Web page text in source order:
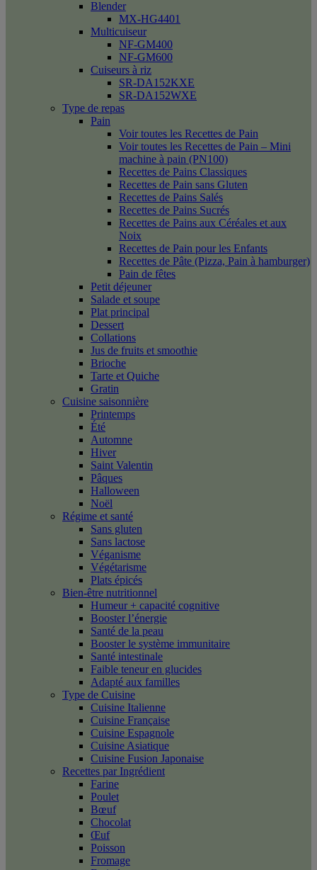
Blender
MX-HG4401
Multicuiseur
NF-GM400
NF-GM600
Cuiseurs à riz
SR-DA152KXE
SR-DA152WXE
Type de repas
Pain
Voir toutes les Recettes de Pain
Voir toutes les Recettes de Pain – Mini
machine à pain (PN100)
Recettes de Pains Classiques
Recettes de Pain sans Gluten
Recettes de Pains Salés
Recettes de Pains Sucrés
Recettes de Pains aux Céréales et aux
Noix
Recettes de Pain pour les Enfants
Recettes de Pâte (Pizza, Pain à hamburger)
Pain de fêtes
Petit déjeuner
Salade et soupe
Plat principal
Dessert
Collations
Jus de fruits et smoothie
Brioche
Tarte et Quiche
Gratin
Cuisine saisonnière
Printemps
Été
Automne
Hiver
Saint Valentin
Pâques
Halloween
Noël
Régime et santé
Sans gluten
Sans lactose
Véganisme
Végétarisme
Plats épicés
Bien-être nutritionnel
Humeur + capacité cognitive
Booster l’énergie
Santé de la peau
Booster le système immunitaire
Santé intestinale
Faible teneur en glucides
Adapté aux familles
Type de Cuisine
Cuisine Italienne
Cuisine Française
Cuisine Espagnole
Cuisine Asiatique
Cuisine Fusion Japonaise
Recettes par Ingrédient
Farine
Poulet
Bœuf
Chocolat
Œuf
Poisson
Fromage